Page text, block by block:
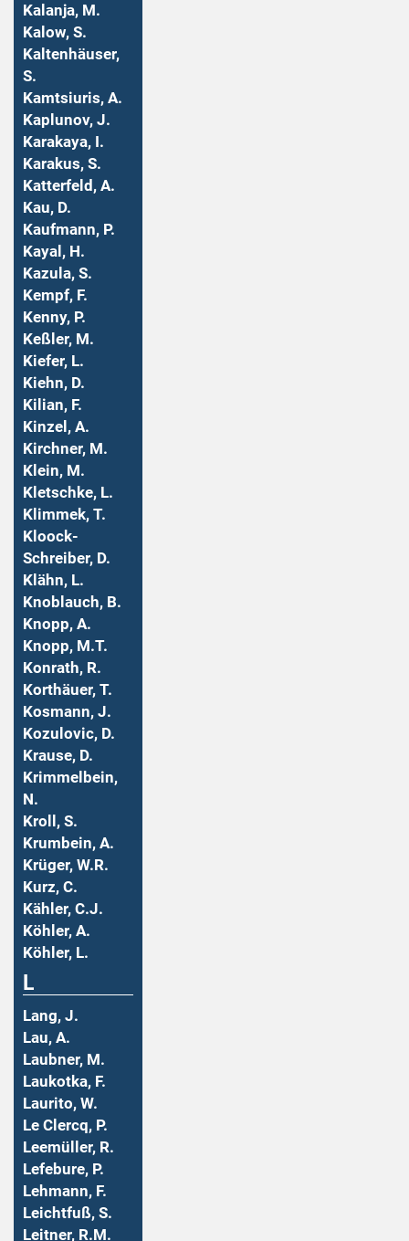
Kalanja, M.
Kalow, S.
Kaltenhäuser,
S.
Kamtsiuris, A.
Kaplunov, J.
Karakaya, I.
Karakus, S.
Katterfeld, A.
Kau, D.
Kaufmann, P.
Kayal, H.
Kazula, S.
Kempf, F.
Kenny, P.
Keßler, M.
Kiefer, L.
Kiehn, D.
Kilian, F.
Kinzel, A.
Kirchner, M.
Klein, M.
Kletschke, L.
Klimmek, T.
Kloock-
Schreiber, D.
Klähn, L.
Knoblauch, B.
Knopp, A.
Knopp, M.T.
Konrath, R.
Korthäuer, T.
Kosmann, J.
Kozulovic, D.
Krause, D.
Krimmelbein,
N.
Kroll, S.
Krumbein, A.
Krüger, W.R.
Kurz, C.
Kähler, C.J.
Köhler, A.
Köhler, L.
L
Lang, J.
Lau, A.
Laubner, M.
Laukotka, F.
Laurito, W.
Le Clercq, P.
Leemüller, R.
Lefebure, P.
Lehmann, F.
Leichtfuß, S.
Leitner, R.M.